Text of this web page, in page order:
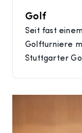
Golf
Seit fast
Golfturniere
Stuttgarter